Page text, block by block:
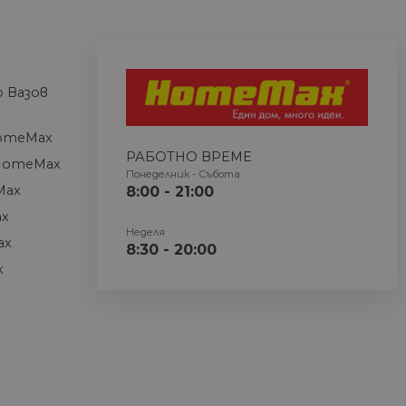
Вазов
РАБОТНО ВРЕМЕ
Понеделник - Събота
8:00 - 21:00
Неделя
8:30 - 20:00
идентифицира
данните се
уникална
и проследяване на
елементът на
на акаунта или
която се използва за
с голям
на сесията.
което е значителна
Тази бисквитка се
на
се включва във